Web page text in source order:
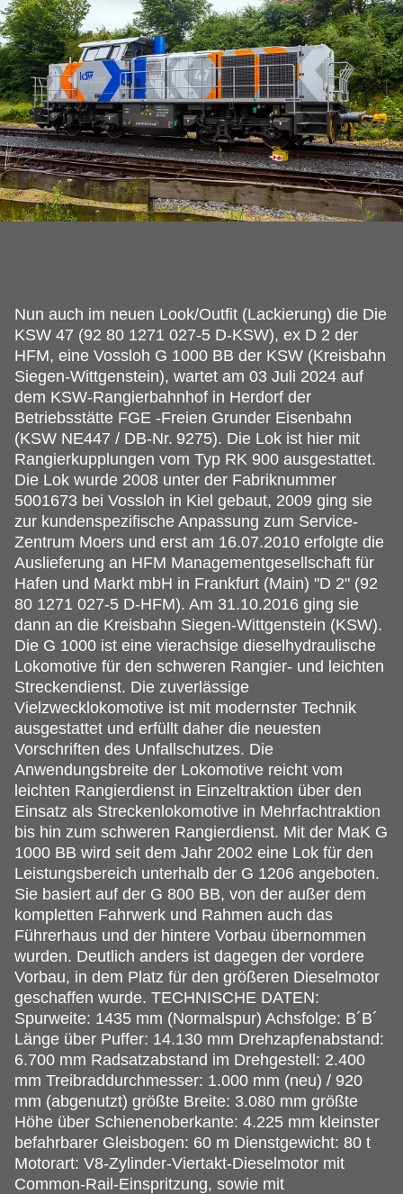
Nun auch im neuen Look/Outfit (Lackierung) die Die
KSW 47 (92 80 1271 027-5 D-KSW), ex D 2 der
HFM, eine Vossloh G 1000 BB der KSW (Kreisbahn
Siegen-Wittgenstein), wartet am 03 Juli 2024 auf
dem KSW-Rangierbahnhof in Herdorf der
Betriebsstätte FGE -Freien Grunder Eisenbahn
(KSW NE447 / DB-Nr. 9275). Die Lok ist hier mit
Rangierkupplungen vom Typ RK 900 ausgestattet.
Die Lok wurde 2008 unter der Fabriknummer
5001673 bei Vossloh in Kiel gebaut, 2009 ging sie
zur kundenspezifische Anpassung zum Service-
Zentrum Moers und erst am 16.07.2010 erfolgte die
Auslieferung an HFM Managementgesellschaft für
Hafen und Markt mbH in Frankfurt (Main) "D 2" (92
80 1271 027-5 D-HFM). Am 31.10.2016 ging sie
dann an die Kreisbahn Siegen-Wittgenstein (KSW).
Die G 1000 ist eine vierachsige dieselhydraulische
Lokomotive für den schweren Rangier- und leichten
Streckendienst. Die zuverlässige
Vielzwecklokomotive ist mit modernster Technik
ausgestattet und erfüllt daher die neuesten
Vorschriften des Unfallschutzes. Die
Anwendungsbreite der Lokomotive reicht vom
leichten Rangierdienst in Einzeltraktion über den
Einsatz als Streckenlokomotive in Mehrfachtraktion
bis hin zum schweren Rangierdienst. Mit der MaK G
1000 BB wird seit dem Jahr 2002 eine Lok für den
Leistungsbereich unterhalb der G 1206 angeboten.
Sie basiert auf der G 800 BB, von der außer dem
kompletten Fahrwerk und Rahmen auch das
Führerhaus und der hintere Vorbau übernommen
wurden. Deutlich anders ist dagegen der vordere
Vorbau, in dem Platz für den größeren Dieselmotor
geschaffen wurde. TECHNISCHE DATEN:
Spurweite: 1435 mm (Normalspur) Achsfolge: B´B´
Länge über Puffer: 14.130 mm Drehzapfenabstand:
6.700 mm Radsatzabstand im Drehgestell: 2.400
mm Treibraddurchmesser: 1.000 mm (neu) / 920
mm (abgenutzt) größte Breite: 3.080 mm größte
Höhe über Schienenoberkante: 4.225 mm kleinster
befahrbarer Gleisbogen: 60 m Dienstgewicht: 80 t
Motorart: V8-Zylinder-Viertakt-Dieselmotor mit
Common-Rail-Einspritzung, sowie mit